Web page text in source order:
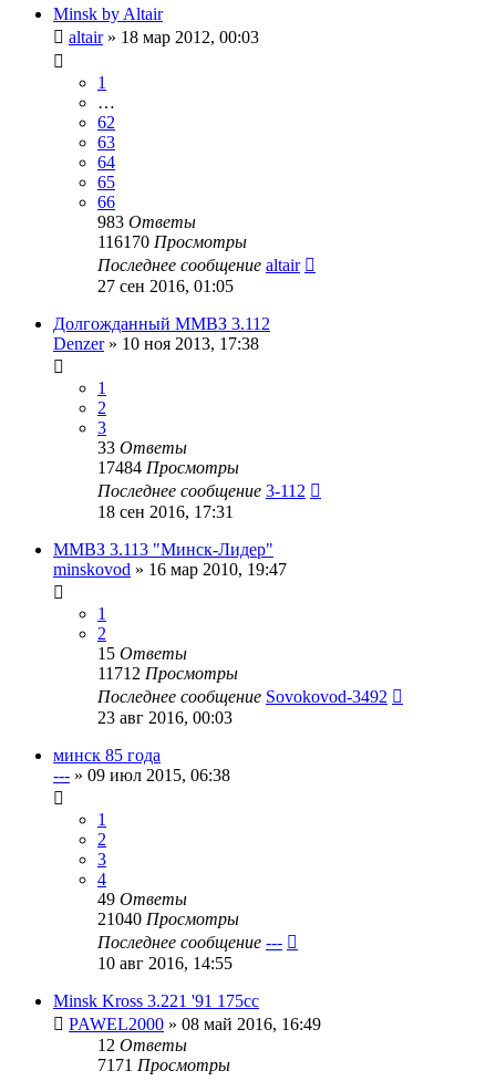
Minsk by Altair
altair» 18 мар 2012, 00:03
1
…
62
63
64
65
66
983 Ответы
116170 Просмотры
Последнее сообщение altair
27 сен 2016, 01:05
Долгожданный ММВЗ 3.112
Denzer» 10 ноя 2013, 17:38
1
2
3
33 Ответы
17484 Просмотры
Последнее сообщение 3-112
18 сен 2016, 17:31
ММВЗ 3.113 "Минск-Лидер"
minskovod » 16 мар 2010, 19:47
1
2
15 Ответы
11712 Просмотры
Последнее сообщение Sovokovod-3492
23 авг 2016, 00:03
минск 85 года
--- » 09 июл 2015, 06:38
1
2
3
4
49 Ответы
21040 Просмотры
Последнее сообщение ---
10 авг 2016, 14:55
Minsk Kross 3.221 '91 175cc
PAWEL2000 » 08 май 2016, 16:49
12 Ответы
7171 Просмотры